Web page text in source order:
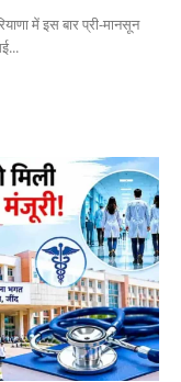
में इस बार प्री-मानसून